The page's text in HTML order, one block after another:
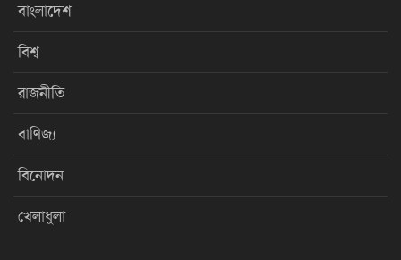
বাংলাদেশ
বিশ্ব
রাজনীতি
বাণিজ্য
বিনোদন
খেলাধুলা